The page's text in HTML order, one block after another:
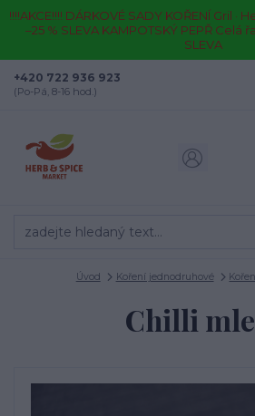
!!!!AKCE!!!! DÁRKOVÉ SADY KOŘENÍ Gril ·
–25 % SLEVA KAMPOTSKÝ PEPŘ Celá
SLEVA
+420 722 936 923
(Po-Pá, 8-16 hod.)
Úvod Koření jednodruhové
Chilli